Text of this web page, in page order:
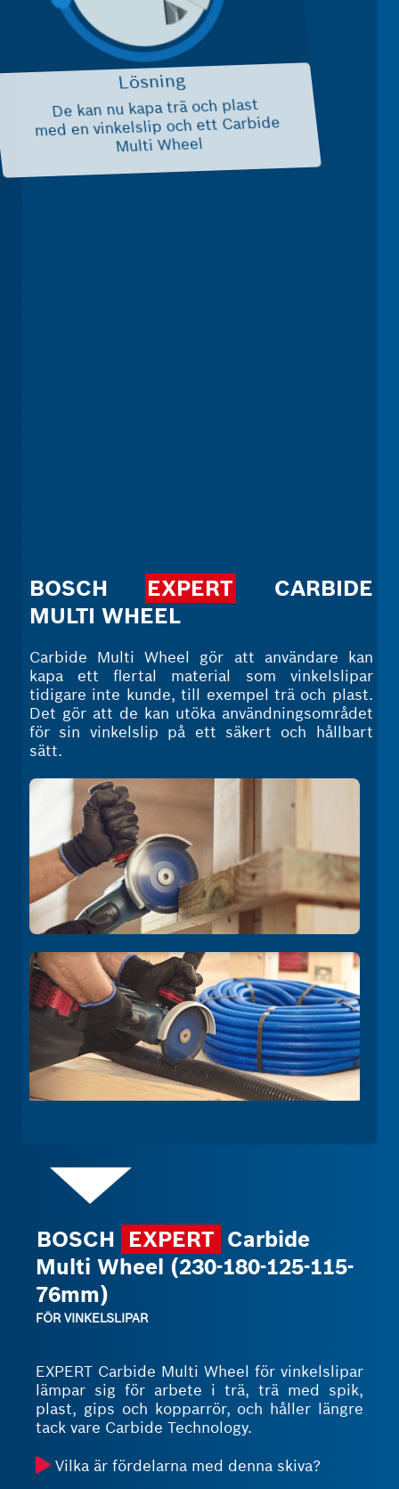
Lösning
med en vinkelslip och ett Carbide
BOSCH EXPERT
CARBIDE
MULTI WHEEL
Carbide Multi Wheel gör att användare kan
kapa ett flertal material som vinkelslipar
tidigare inte kunde, till exempel trä och plast.
Det gör att de kan utöka användningsområdet
för sin vinkelslip på ett säkert och hållbart
sätt.
BOSCH EXPERT Carbide
Multi Wheel (230-180-125-115-
76mm)
FÖR VINKELSLIPAR
EXPERT Carbide Multi Wheel för vinkelslipar
lämpar sig för arbete i trä, trä med spik,
plast, gips och kopparrör, och håller längre
tack vare Carbide Technology.
Vilka är fördelarna med denna skiva?